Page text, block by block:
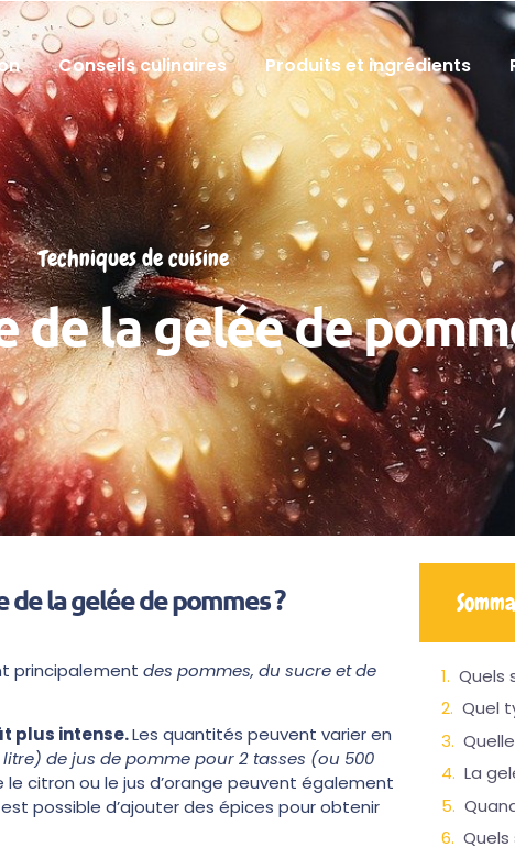
Conseils culinaires Produits et ingrédients
Techniques de cuisine
de la gelée de
la gelée de pommes ?
principalement des pommes, du sucre et de
plus intense.Les quantités peuvent varier en
litre) de jus de pomme pour 2 tasses (ou 500
citron ou le jus d’orange peuvent également
est possible d’ajouter des épices pour obtenir
Quel